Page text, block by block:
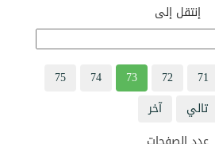
إنتقل إلى
71
72
73
74
75
تالي
آخر